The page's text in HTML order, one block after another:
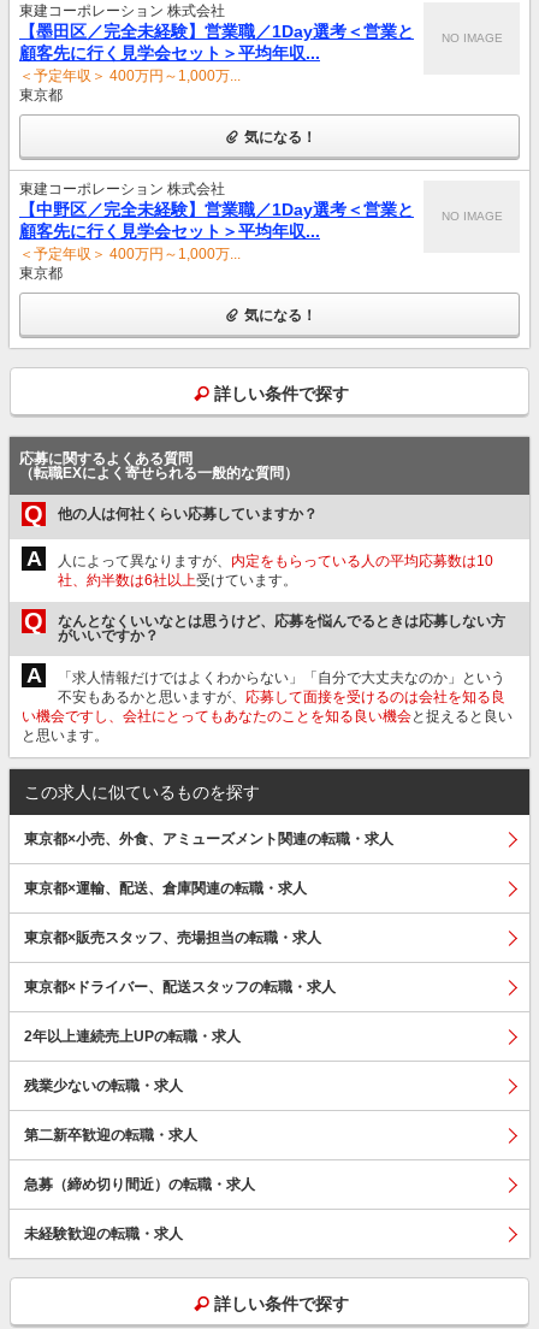
東建コーポレーション 株式会社
【墨田区／完全未経験】営業職／1Day選考＜営業と
顧客先に行く見学会セット＞平均年収...
＜予定年収＞ 400万円～1,000万...
東京都
NO IMAGE
気になる！
東建コーポレーション 株式会社
【中野区／完全未経験】営業職／1Day選考＜営業と
顧客先に行く見学会セット＞平均年収...
＜予定年収＞ 400万円～1,000万...
東京都
NO IMAGE
気になる！
詳しい条件で探す
応募に関するよくある質問
（転職EXによく寄せられる一般的な質問）
Q 他の人は何社くらい応募していますか？
A 人によって異なりますが、 内定をもらっている人の平均応募数は10
社、約半数は6社以上受けています。
Q
なんとなくいいなとは思うけど、応募を悩んでるときは応募しない方
がいいですか？
A
「求人情報だけではよくわからない」「自分で大丈夫なのか」という
不安もあるかと思いますが、 応募して面接を受けるのは会社を知る良
い機会ですし、会社にとってもあなたのことを知る良い機会と捉えると良い
と思います。
この求人に似ているものを探す
東京都×小売、外食、アミューズメント関連の転職・求人
東京都×運輸、配送、倉庫関連の転職・求人
東京都×販売スタッフ、売場担当の転職・求人
東京都×ドライバー、配送スタッフの転職・求人
2年以上連続売上UPの転職・求人
残業少ないの転職・求人
第二新卒歓迎の転職・求人
急募（締め切り間近）の転職・求人
未経験歓迎の転職・求人
詳しい条件で探す